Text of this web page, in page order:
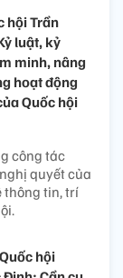
hội Trần
luật, kỷ
minh, nâng
hoạt động
Quốc hội
công tác
quyết của
thông tin, trí
hội